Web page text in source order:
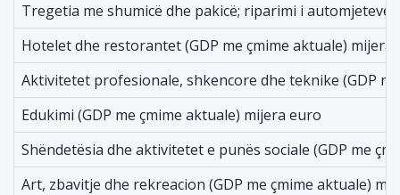
Tregetia me shumicë dhe pakicë; riparimi i
Hotelet dhe restorantet (GDP me çmime aktuale) mijera
Aktivitetet profesionale, shkencore dhe teknike (GDP
Edukimi (GDP me çmime aktuale) mijera euro
Shëndetësia dhe aktivitetet e punës sociale (GDP me
Art, zbavitje dhe rekreacion (GDP me çmime aktuale)